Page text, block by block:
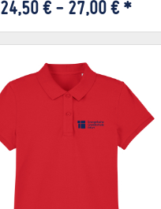
24,50 € - 27,00 € *